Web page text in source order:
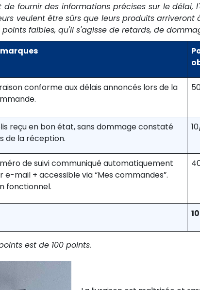
de fournir des informations précises sur le
veulent être sûrs que leurs produits
faibles, qu'il s'agisse de retards, de
conforme aux délais annoncés lors de la
reçu en bon état, sans dommage constaté
de la réception.
de suivi communiqué automatiquement
e-mail + accessible via “Mes commandes”.
fonctionnel.
est de 100 points.